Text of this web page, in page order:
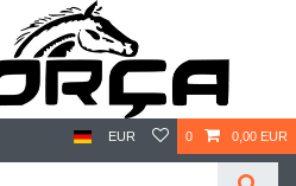
EUR 0 0,00 EUR